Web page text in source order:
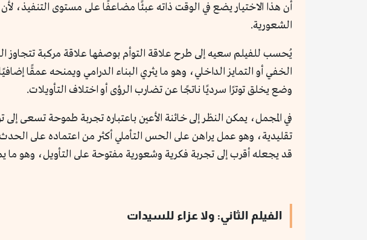
أن هذا الاختيار يضع في الوقت ذاته عبئًا مضاعفًا على مستوى
الشعورية.
يُحسب للفيلم سعيه إلى طرح علاقة التوأم بوصفها علاقة مركبة تتجاوز
الخفي أو التمايز الداخلي، وهو ما يثري البناء الدرامي ويمنحه عمقًا
وضع يخلق توترًا سرديًا ناتجًا عن تضارب الرؤى أو اختلاف التأويلات.
في المجمل، يمكن النظر إلى خائنة الأعين باعتباره تجربة طموحة تسعى
تقليدية، وهو عمل يراهن على الحس التأملي أكثر من اعتماده على الحدث
قد يجعله أقرب إلى تجربة فكرية وشعورية مفتوحة على التأويل، وهو ما
الفيلم الثاني: ولا عزاء للسيدات